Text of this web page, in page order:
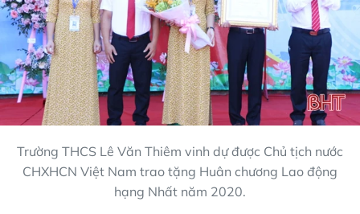
Trường THCS Lê Văn Thiêm vinh dự được Chủ tịch nước
CHXHCN Việt Nam trao tặng Huân chương Lao động
hạng Nhất năm 2020.